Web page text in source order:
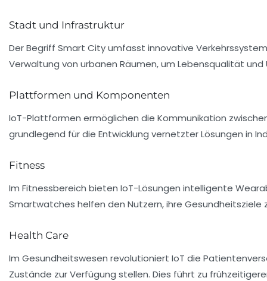
Stadt und Infrastruktur
Der Begriff Smart City umfasst innovative
Verwaltung von urbanen Räumen, um Lebensqualität
Plattformen und Komponenten
IoT-Plattformen ermöglichen die Kommunikation
grundlegend für die Entwicklung vernetzter Lösungen in
Fitness
Im Fitnessbereich bieten IoT-Lösungen intelligente
Smartwatches helfen den Nutzern, ihre Gesundheitsziele
Health Care
Im Gesundheitswesen revolutioniert IoT die
Zustände zur Verfügung stellen. Dies führt zu